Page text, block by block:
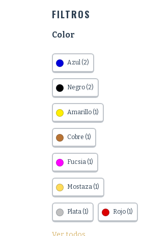
FILTROS
Color
Azul (2)
Negro (2)
Amarillo (1)
Cobre (1)
Fucsia (1)
Mostaza (1)
Plata (1) Rojo (1)